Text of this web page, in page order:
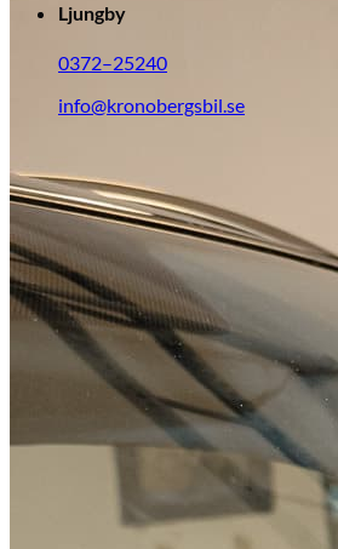
Ljungby
0372–25240
info@kronobergsbil.se